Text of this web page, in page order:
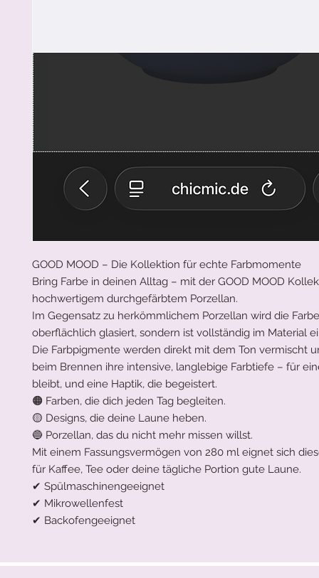
GOOD MOOD – Die Kollektion für echte Farbmomente
Bring Farbe in deinen Alltag – mit der GOOD MOOD
hochwertigem durchgefärbtem Porzellan.
Im Gegensatz zu herkömmlichem Porzellan wird die
oberflächlich glasiert, sondern ist vollständig im Material
Die Farbpigmente werden direkt mit dem Ton vermischt
beim Brennen ihre intensive, langlebige Farbtiefe – für
bleibt, und eine Haptik, die begeistert.
🟠 Farben, die dich jeden Tag begleiten.
🟡 Designs, die deine Laune heben.
🔵 Porzellan, das du nicht mehr missen willst.
Mit einem Fassungsvermögen von 280 ml eignet sich
für Kaffee, Tee oder deine tägliche Portion gute Laune.
✔ Spülmaschinengeeignet
✔ Mikrowellenfest
✔ Backofengeeignet